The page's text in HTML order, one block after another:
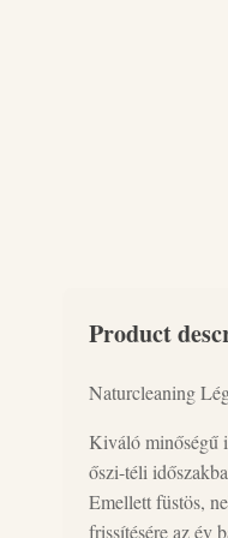
Product
Naturcleaning
Kiváló minőségű
őszi-téli
Emellett füstös,
frissítésére az év